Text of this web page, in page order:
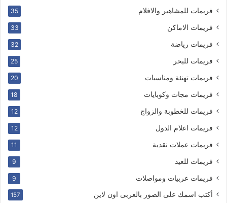
فريمات للمشاهير والافلام 35
فريمات الاماكن 33
فريمات رياضة 32
فريمات للبحر 25
فريمات تهنئة ومناسبات 20
فريمات مجات وكوبايات 18
فريمات للخطوبة والزواج 12
فريمات اعلام الدول 12
فريمات عملات نقدية 11
فريمات للعيد 9
فريمات عربيات ومواصلات 9
أكتب اسمك على الصور بالعربى اون لاين 157